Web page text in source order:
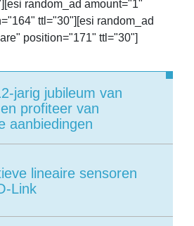
random_ad amount="1"
ttl="30"][esi random_ad
position="171" ttl="30"]
jarig jubileum van
profiteer van
aanbiedingen
lineaire sensoren
Link